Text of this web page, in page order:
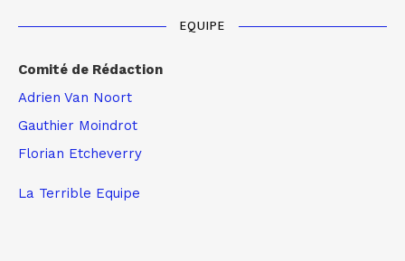
EQUIPE
Comité de Rédaction
Adrien Van Noort
Gauthier Moindrot
Florian Etcheverry
La Terrible Equipe